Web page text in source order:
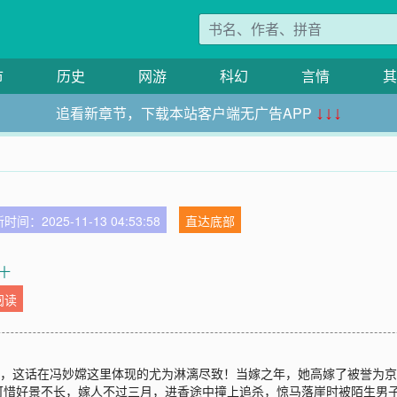
历史 网游 科幻 言情
追看新章节，下载本站客户端无广告APP ↓↓↓
时间：2025-11-13 04:53:58 直达底部
读
这话在冯妙嫦这里体现的尤为淋漓尽致！当嫁之年，她高嫁了被誉为
好景不长，嫁人不过三月，进香途中撞上追杀，惊马落崖时被陌生